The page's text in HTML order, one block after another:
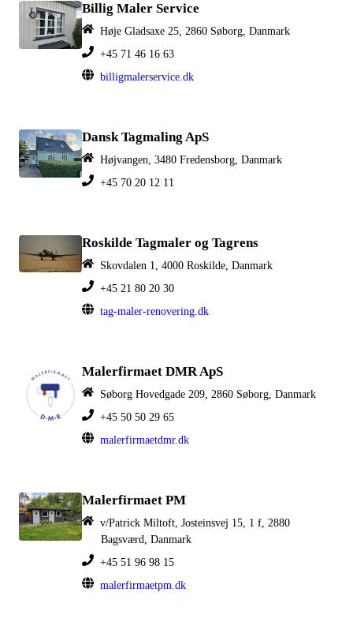
Billig Maler Service
Høje Gladsaxe 25, 2860 Søborg, Danmark
+45 71 46 16 63
billigmalerservice.dk
Dansk Tagmaling ApS
Højvangen, 3480 Fredensborg, Danmark
+45 70 20 12 11
Roskilde Tagmaler og Tagrens
Skovdalen 1, 4000 Roskilde, Danmark
+45 21 80 20 30
tag-maler-renovering.dk
Malerfirmaet DMR ApS
Søborg Hovedgade 209, 2860 Søborg, Danmark
+45 50 50 29 65
malerfirmaetdmr.dk
Malerfirmaet PM
v/Patrick Miltoft, Josteinsvej 15, 1 f, 2880
Bagsværd, Danmark
+45 51 96 98 15
malerfirmaetpm.dk